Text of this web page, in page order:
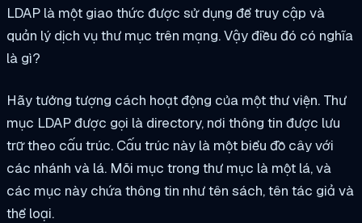
LDAP là một giao thức được sử dụng để truy cập và
quản lý dịch vụ thư mục trên mạng. Vậy điều đó có nghĩa
là gì?
Hãy tưởng tượng cách hoạt động của một thư viện. Thư
mục LDAP được gọi là directory, nơi thông tin được lưu
trữ theo cấu trúc. Cấu trúc này là một biểu đồ cây với
các nhánh và lá. Mỗi mục trong thư mục là một lá, và
các mục này chứa thông tin như tên sách, tên tác giả và
thể loại.